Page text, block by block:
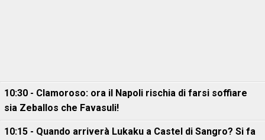
10:30 - Clamoroso: ora il Napoli rischia di farsi soffiare
sia Zeballos che Favasuli!
10:15 - Quando arriverà Lukaku a Castel di Sangro? Si fa